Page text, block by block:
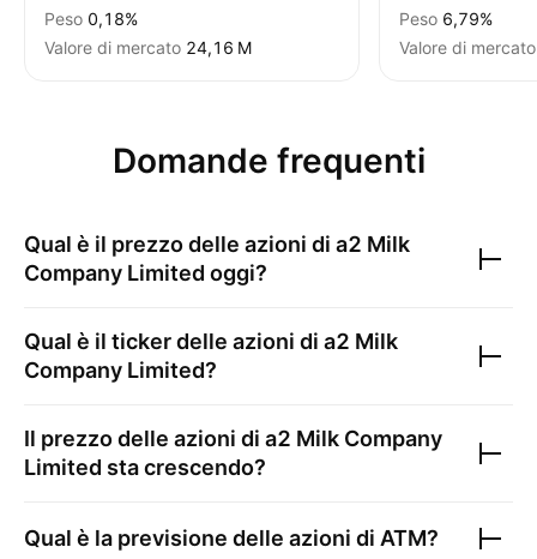
Peso 0,18%
Valore di mercato ‪24,16 M‬
Peso 6,79%
Valore di mercato
Domande frequenti
Qual è il prezzo delle azioni di a2 Milk
Company Limited oggi?
Qual è il ticker delle azioni di a2 Milk
Company Limited?
Il prezzo delle azioni di a2 Milk Company
Limited sta crescendo?
Qual è la previsione delle azioni di ATM?